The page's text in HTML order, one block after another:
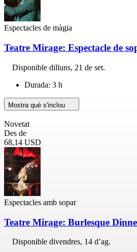
Espectacles de màgia
Teatre Mirage: Espectacle de
Disponible dilluns, 21 de set.
Durada: 3 h
Mostra què s'inclou
Novetat
Des de
68,14 USD
Espectacles amb sopar
Teatre Mirage: Burlesque
Disponible divendres, 14 d’ag.